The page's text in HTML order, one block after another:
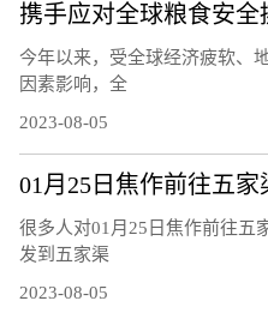
携手应对全球粮食安全
今年以来，受全球经济疲软、
因素影响，全
2023-08-05
很多人对01月25日焦作前往五
发到五家渠
2023-08-05